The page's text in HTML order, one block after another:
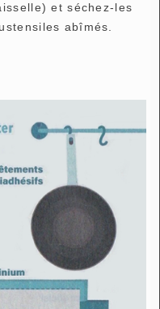
et séchez-les
abîmés.